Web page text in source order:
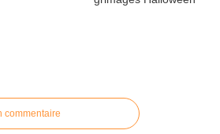
commentaire